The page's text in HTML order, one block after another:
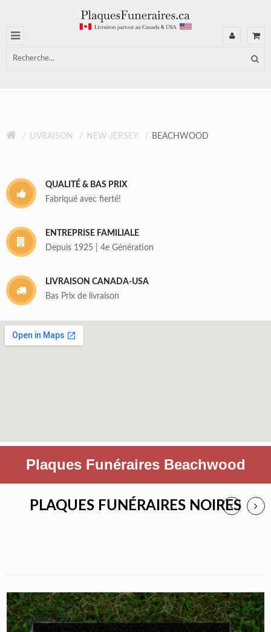
LIVRAISON NEW-JERSEY BEACHWOOD
QUALITÉ & BAS PRIX
Fabriqué avec fierté!
ENTREPRISE FAMILIALE
Depuis 1925 | 4e Génération
LIVRAISON CANADA-USA
Bas Prix de livraison
Plaques Funéraires Beachwood
PLAQUES FUNÉRAIRES NOIRES